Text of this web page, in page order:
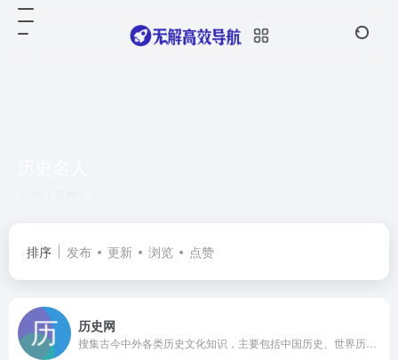
排序 发布 更新 浏览 点赞
历史网